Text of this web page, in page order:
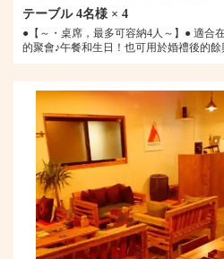
テーブル4名様 × 4
●【～・桌席，最多可容納4人～】● 適合
的聚會♪午餐和生日！也可用於婚禮後的